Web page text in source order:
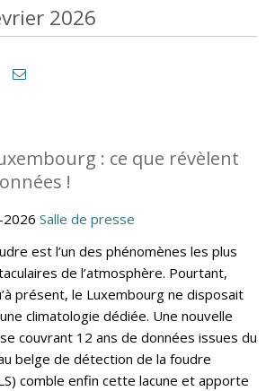
2026
: ce que révèlent
!
Salle de presse
est l’un des phénomènes les plus
de l’atmosphère. Pourtant,
présent, le Luxembourg ne disposait
climatologie dédiée. Une nouvelle
couvrant 12 ans de données issues du
belge de détection de la foudre
comble enfin cette lacune et apporte